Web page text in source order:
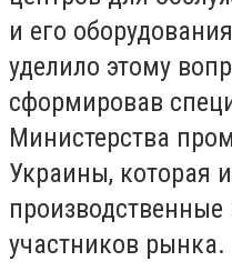
и его
уделило этому
сформировав
Министерства
Украины, которая
участников рынка.